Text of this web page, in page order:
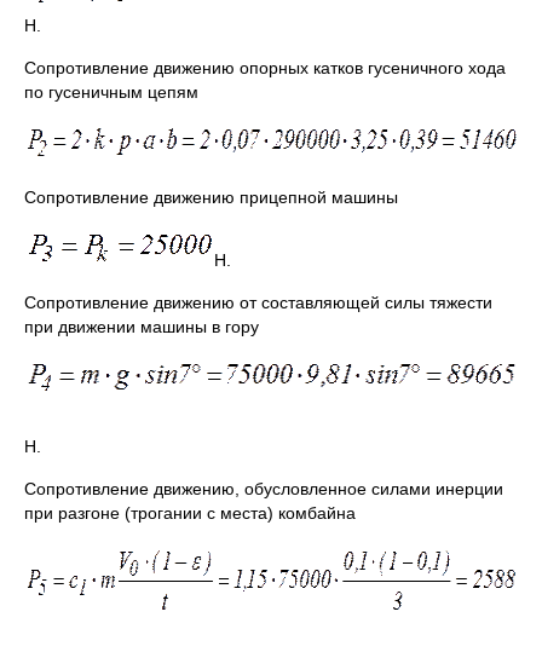
Н.
Сопротивление движению опорных катков гусеничного хода
по гусеничным цепям
Сопротивление движению прицепной машины
Н.
Сопротивление движению от составляющей силы тяжести
при движении машины в гору
Н.
Сопротивление движению, обусловленное силами инерции
при разгоне (трогании с места) комбайна